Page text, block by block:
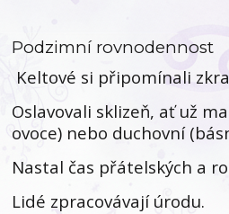
Podzimní rovnodennost
Keltové si připomínali
Oslavovali sklizeň, ať už
ovoce) nebo duchovní
Nastal čas přátelských a
Lidé zpracovávají úrodu.